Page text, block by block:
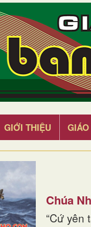
GIỚI THIỆU
Chúa
“Cứ yên